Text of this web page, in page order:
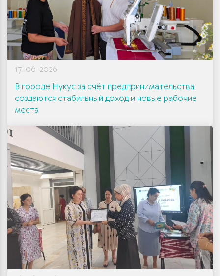
17-06-2026
В городе Нукус за счёт предпринимательства
создаются стабильный доход и новые рабочие
места